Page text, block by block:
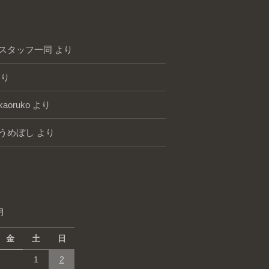
タッフ一同 より
より
めぼし より
金 土 日
1 2